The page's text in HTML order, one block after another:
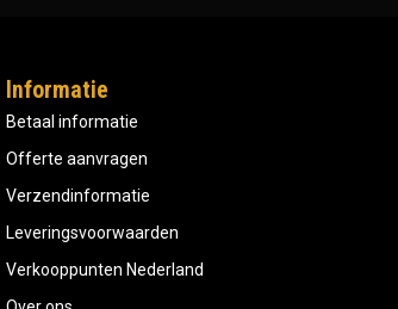
Informatie
Betaal informatie
Offerte aanvragen
Verzendinformatie
Leveringsvoorwaarden
Verkooppunten Nederland